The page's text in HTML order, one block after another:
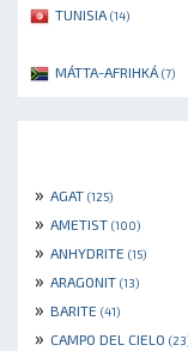
TUNISIA (14)
MÁTTA-AFRIHKÁ (7)
» AGAT (125)
» AMETIST (100)
» ANHYDRITE (15)
» ARAGONIT (13)
» BARITE (41)
» CAMPO DEL CIELO